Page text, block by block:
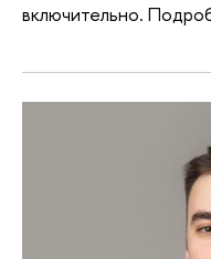
включительно.